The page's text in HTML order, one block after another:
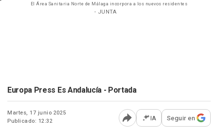
El Área Sanitaria Norte de Málaga incorpora a los nuevos residentes
- JUNTA
Europa Press Es Andalucía - Portada
Martes, 17 junio 2025
Publicado: 12:32
Abrir opciones para
IA Seguir en